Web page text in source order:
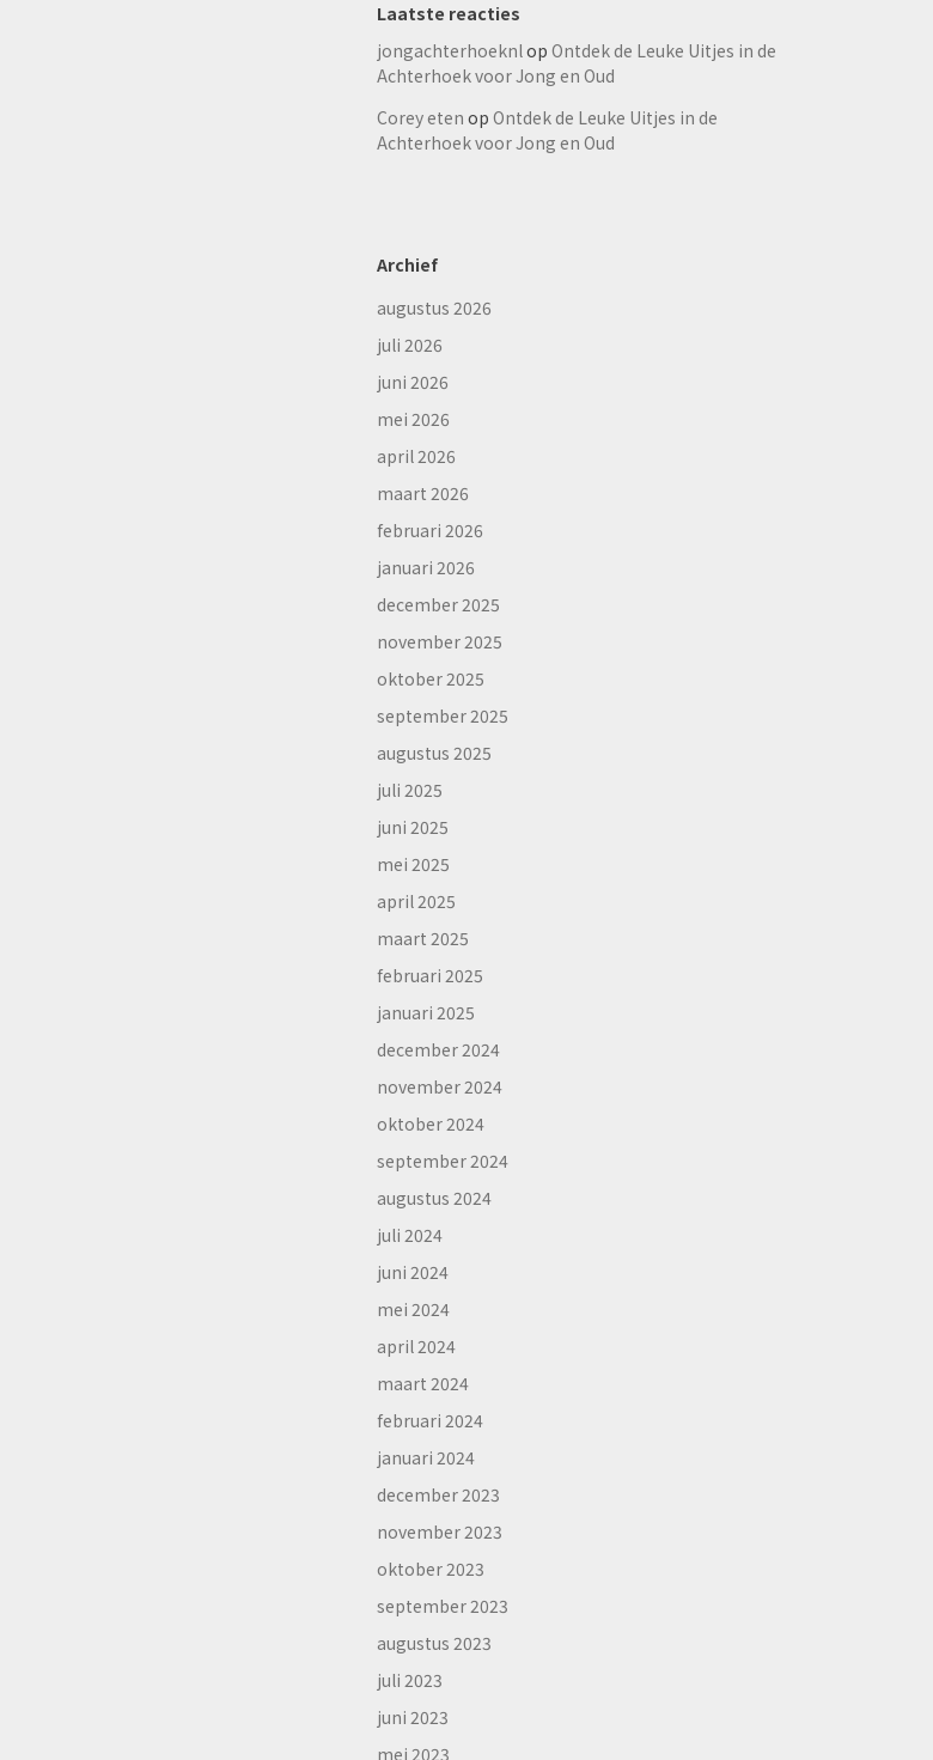
Laatste reacties
jongachterhoeknlop Ontdek de Leuke Uitjes in de
Achterhoek voor Jong en Oud
Corey eten op Ontdek de Leuke Uitjes in de
Achterhoek voor Jong en Oud
Archief
augustus 2026
juli 2026
juni 2026
mei 2026
april 2026
maart 2026
februari 2026
januari 2026
december 2025
november 2025
oktober 2025
september 2025
augustus 2025
juli 2025
juni 2025
mei 2025
april 2025
maart 2025
februari 2025
januari 2025
december 2024
november 2024
oktober 2024
september 2024
augustus 2024
juli 2024
juni 2024
mei 2024
april 2024
maart 2024
februari 2024
januari 2024
december 2023
november 2023
oktober 2023
september 2023
augustus 2023
juli 2023
juni 2023
mei 2023